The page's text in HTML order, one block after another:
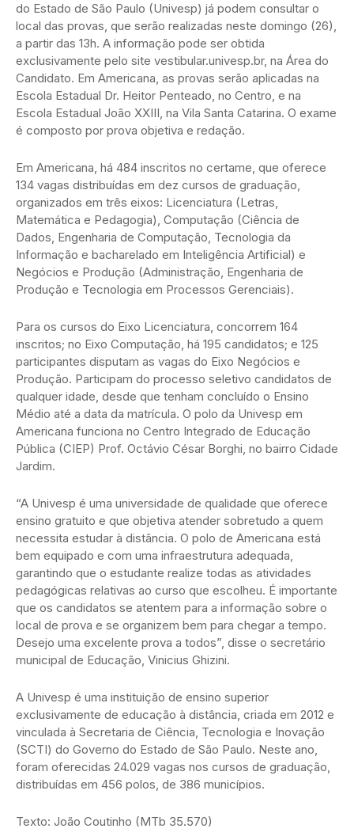
do Estado de São Paulo (Univesp) já podem consultar o
local das provas, que serão realizadas neste domingo (26),
a partir das 13h. A informação pode ser obtida
exclusivamente pelo site vestibular.univesp.br, na Área do
Candidato. Em Americana, as provas serão aplicadas na
Escola Estadual Dr. Heitor Penteado, no Centro, e na
Escola Estadual João XXIII, na Vila Santa Catarina. O exame
é composto por prova objetiva e redação.
Em Americana, há 484 inscritos no certame, que oferece
134 vagas distribuídas em dez cursos de graduação,
organizados em três eixos: Licenciatura (Letras,
Matemática e Pedagogia), Computação (Ciência de
Dados, Engenharia de Computação, Tecnologia da
Informação e bacharelado em Inteligência Artificial) e
Negócios e Produção (Administração, Engenharia de
Produção e Tecnologia em Processos Gerenciais).
Para os cursos do Eixo Licenciatura, concorrem 164
inscritos; no Eixo Computação, há 195 candidatos; e 125
participantes disputam as vagas do Eixo Negócios e
Produção. Participam do processo seletivo candidatos de
qualquer idade, desde que tenham concluído o Ensino
Médio até a data da matrícula. O polo da Univesp em
Americana funciona no Centro Integrado de Educação
Pública (CIEP) Prof. Octávio César Borghi, no bairro Cidade
Jardim.
“A Univesp é uma universidade de qualidade que oferece
ensino gratuito e que objetiva atender sobretudo a quem
necessita estudar à distância. O polo de Americana está
bem equipado e com uma infraestrutura adequada,
garantindo que o estudante realize todas as atividades
pedagógicas relativas ao curso que escolheu. É importante
que os candidatos se atentem para a informação sobre o
local de prova e se organizem bem para chegar a tempo.
Desejo uma excelente prova a todos”, disse o secretário
municipal de Educação, Vinicius Ghizini.
A Univesp é uma instituição de ensino superior
exclusivamente de educação à distância, criada em 2012 e
vinculada à Secretaria de Ciência, Tecnologia e Inovação
(SCTI) do Governo do Estado de São Paulo. Neste ano,
foram oferecidas 24.029 vagas nos cursos de graduação,
distribuídas em 456 polos, de 386 municípios.
Texto: João Coutinho (MTb 35.570)